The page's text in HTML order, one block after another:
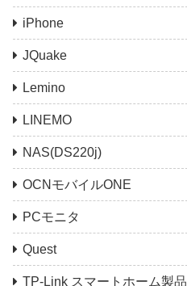
iPhone
JQuake
Lemino
LINEMO
NAS(DS220j)
OCNモバイルONE
PCモニタ
Quest
TP-Link スマートホーム製品